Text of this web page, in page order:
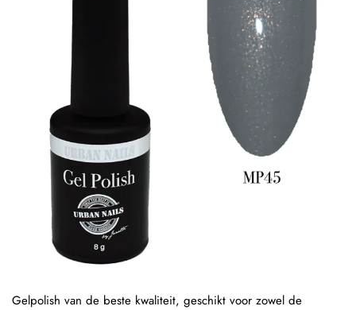
Gelpolish van de beste kwaliteit, geschikt voor zowel de